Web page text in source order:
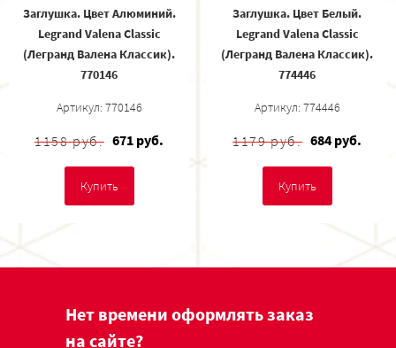
Заглушка. Цвет Алюминий.
Legrand Valena Classic
(Легранд Валена Классик).
770146
Артикул: 770146
1158 руб. 671 руб.
Купить
Заглушка. Цвет Белый.
Legrand Valena Classic
(Легранд Валена Классик).
774446
Артикул: 774446
1179 руб. 684 руб.
Купить
Нет времени оформлять заказ
на сайте?